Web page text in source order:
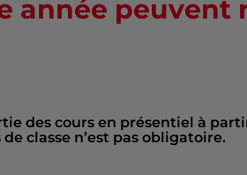
année peuvent
des cours en présentiel à
classe n’est pas obligatoire.